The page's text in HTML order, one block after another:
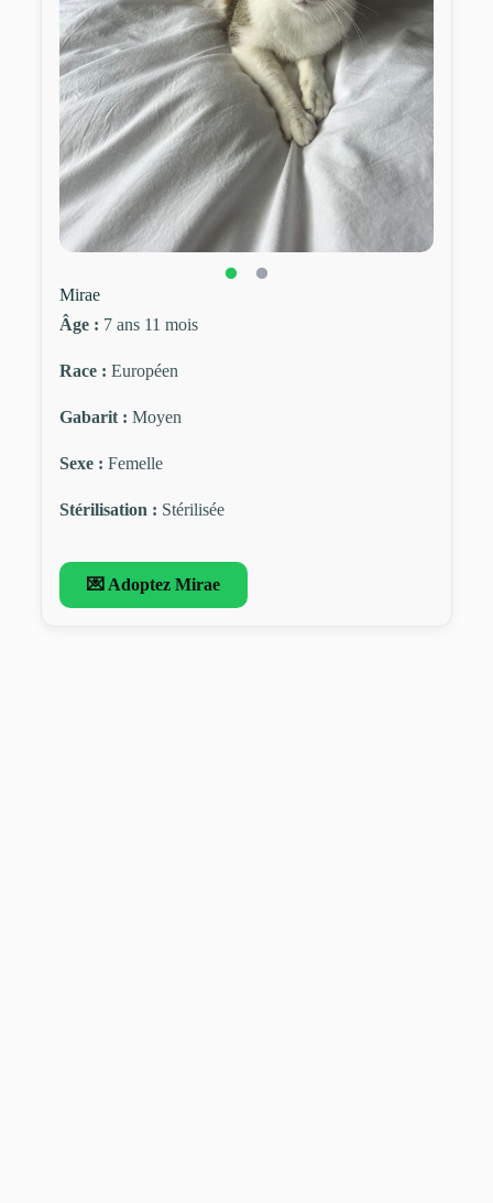
Mirae
Âge : 7 ans 11 mois
Race : Européen
Gabarit : Moyen
Sexe : Femelle
Stérilisation : Stérilisée
💌 Adoptez Mirae